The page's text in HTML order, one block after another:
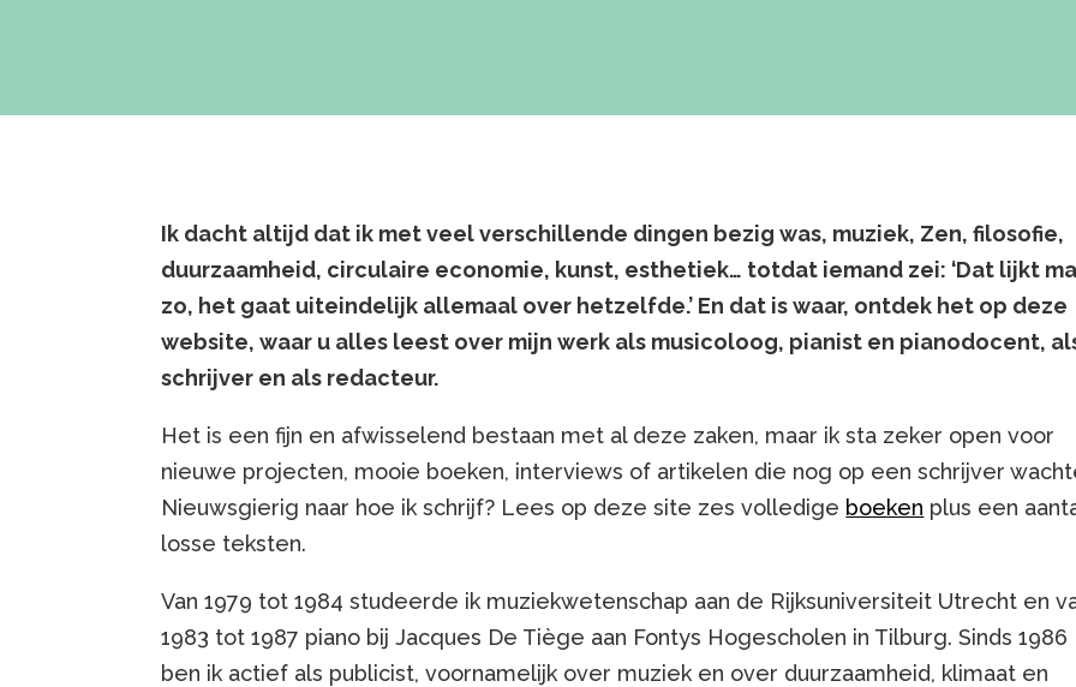
Ik dacht altijd dat ik met veel verschillende dingen bezig was, muziek, Zen, filosofie,
duurzaamheid, circulaire economie, kunst, esthetiek… totdat iemand zei: ‘Dat lijkt
zo, het gaat uiteindelijk allemaal over hetzelfde.’ En dat is waar, ontdek het op deze
website, waar u alles leest over mijn werk als musicoloog, pianist en pianodocent,
schrijver en als redacteur.
Het is een fijn en afwisselend bestaan met al deze zaken, maar ik sta zeker open voor
nieuwe projecten, mooie boeken, interviews of artikelen die nog op een schrijver
Nieuwsgierig naar hoe ik schrijf? Lees op deze site zes volledige boeken plus een
losse teksten.
Van 1979 tot 1984 studeerde ik muziekwetenschap aan de Rijksuniversiteit Utrecht en
1983 tot 1987 piano bij Jacques De Tiège aan Fontys Hogescholen in Tilburg. Sinds 1986
ben ik actief als publicist, voornamelijk over muziek en over duurzaamheid, klimaat en